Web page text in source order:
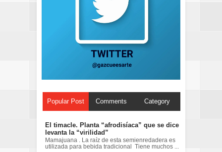
Popular Post Comments Category
El timacle. Planta “afrodisíaca” que se dice
levanta la “virilidad”
Mamajuana . La raíz de esta semienredadera es
utilizada para bebida tradicional Tiene muchos ...